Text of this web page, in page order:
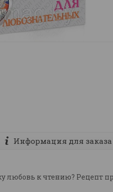
Информация для заказа
любовь к чтению? Рецепт